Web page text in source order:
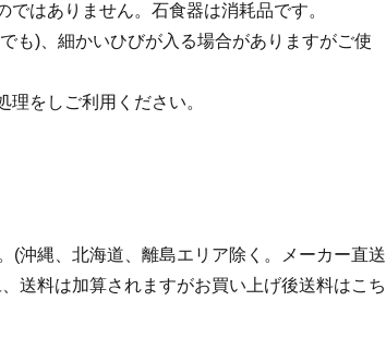
はありません。石食器は消耗品です。
も)、細かいひびが入る場合がありますがご使
をしご利用ください。
(沖縄、北海道、離島エリア除く。メーカー直送
送料は加算されますがお買い上げ後送料はこち